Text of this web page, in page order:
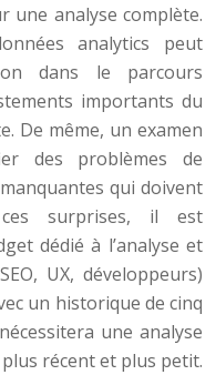
une analyse complète.
analytics peut
dans le parcours
importants du
De même, un examen
des problèmes de
qui doivent
surprises, il est
dédié à l’analyse et
UX, développeurs)
un historique de cinq
une analyse
récent et plus petit.